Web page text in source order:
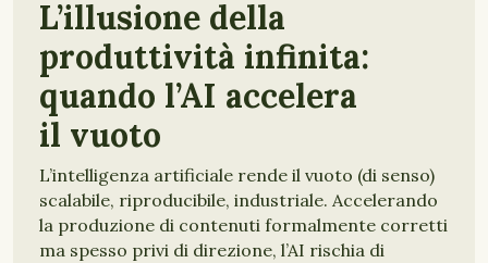
L’illusione della
produttività infinita:
quando l’AI accelera
il vuoto
L’intelligenza artificiale rende il vuoto (di senso)
scalabile, riproducibile, industriale. Accelerando
la produzione di contenuti formalmente corretti
ma spesso privi di direzione, l’AI rischia di